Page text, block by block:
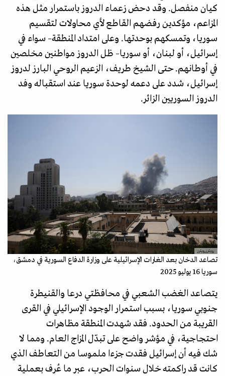
كيان منفصل. وقد دحض زعماء الدروز باستمرار مثل هذه
المزاعم، مؤكدين رفضهم القاطع لأي محاولات لتقسيم
سوريا، وتمسكهم بوحدتها. وعلى امتداد المنطقة– سواء في
إسرائيل، أو لبنان، أو سوريا– ظل الدروز مواطنين مخلصين
في أوطانهم. حتى الشيخ طريف، الزعيم الروحي البارز لدروز
إسرائيل، شدد على دعمه لوحدة سوريا عند استقباله وفد
الدروز السوريين الزائر.
رويترزرويترز
تصاعد الدخان بعد الغارات الإسرائيلية على وزارة الدفاع السورية في دمشق،
سوريا 16 يوليو 2025
يتصاعد الغضب الشعبي في محافظتي درعا والقنيطرة
جنوبي سوريا، بسبب استمرار الوجود الإسرائيلي في القرى
القريبة من الحدود. فقد شهدت المنطقة مظاهرات
احتجاجية، في مؤشر واضح على تبدّل المزاج العام. ومما لا
شك فيه أن إسرائيل فقدت جزءا ملموسا من التعاطف الذي
كانت قد راكمته خلال سنوات الحرب، عبر ما عُرف بعملية